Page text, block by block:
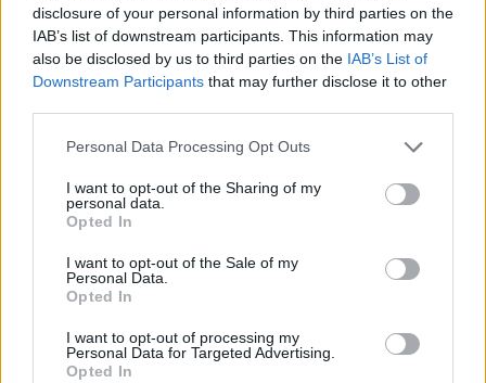
disclosure of your personal information by third parties on the
IAB’s list of downstream participants. This information may
also be disclosed by us to third parties on the IAB’s List of
Downstream Participants that may further disclose it to other
Personal Data Processing Opt Outs
I want to opt-out of the Sharing of my
personal data.
Opted In
I want to opt-out of the Sale of my
Personal Data.
Opted In
I want to opt-out of processing my
Personal Data for Targeted Advertising.
Opted In